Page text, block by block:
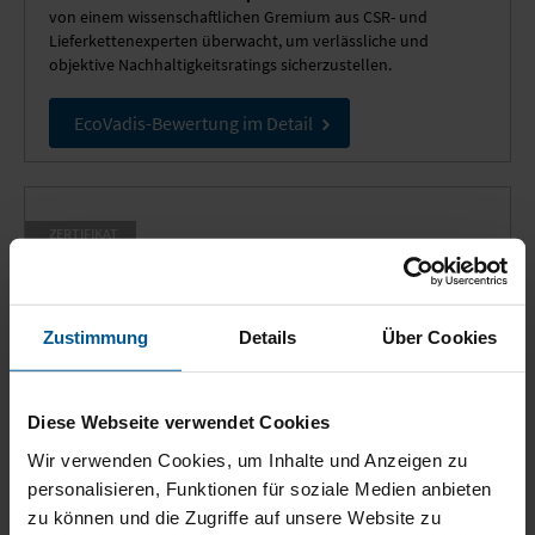
Zustimmung Details Über Cookies
Diese Webseite verwendet Cookies
Wir verwenden Cookies, um Inhalte und Anzeigen zu
personalisieren, Funktionen für soziale Medien anbieten
zu können und die Zugriffe auf unsere Website zu
von einem wissenschaftlichen Gremium aus CSR- und
Lieferkettenexperten überwacht, um verlässliche und
objektive Nachhaltigkeitsratings sicherzustellen.
EcoVadis-Bewertung im Detail
ZERTIFIKAT
Seit dem Oktober 2019 stellt unser Paketlogistik-Partner GLS
alle Pakete in Deutschland zu 100 Prozent klimaneutral zu.
AUSZEICHNUNG